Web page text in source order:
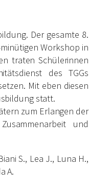
Der gesamte 8.
Workshop in
traten Schülerinnen
des TGGs
Mit eben diesen
statt.
zum Erlangen der
und
S., Lea J., Luna H.,
A.